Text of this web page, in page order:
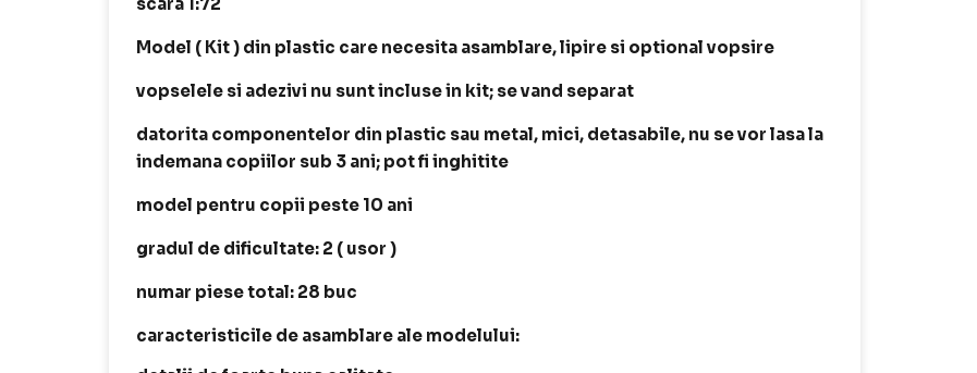
Model ( Kit ) din plastic care necesita asamblare, lipire si optional vopsire
vopselele si adezivi nu sunt incluse in kit; se vand separat
datorita componentelor din plastic sau metal, mici, detasabile, nu se vor lasa la
indemana copiilor sub 3 ani; pot fi inghitite
model pentru copii peste 10 ani
gradul de dificultate: 2 ( usor )
numar piese total: 28 buc
caracteristicile de asamblare ale modelului: